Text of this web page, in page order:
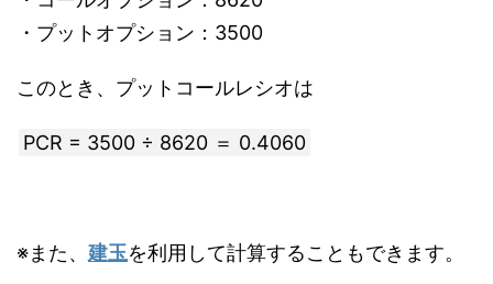
・プットオプション：3500
このとき、プットコールレシオは
PCR = 3500 ÷ 8620 ＝ 0.4060
※また、 建玉を利用して計算することもできます。